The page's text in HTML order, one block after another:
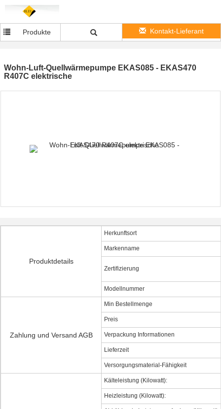
Produkte Kontakt-Lieferant
Wohn-Luft-Quellwärmepumpe EKAS085 - EKAS470
R407C elektrische
Produktdetails
Herkunftsort
Markenname
Zertifizierung
Modellnummer
Zahlung und Versand AGB
Min Bestellmenge
Preis
Verpackung Informationen
Lieferzeit
Versorgungsmaterial-Fähigkeit
Kälteleistung (Kilowatt):
Heizleistung (Kilowatt):